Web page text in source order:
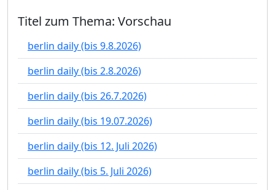
Titel zum Thema: Vorschau
berlin daily (bis 9.8.2026)
berlin daily (bis 2.8.2026)
berlin daily (bis 26.7.2026)
berlin daily (bis 19.07.2026)
berlin daily (bis 12. Juli 2026)
berlin daily (bis 5. Juli 2026)